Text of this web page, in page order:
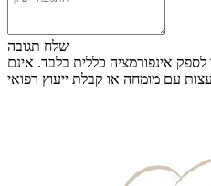
שלח תגובה
אינפורמציה כללית בלבד. אינם